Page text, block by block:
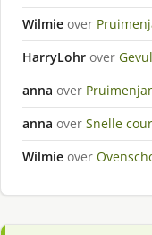
Wilmie over
HarryLohr over
anna over
anna over Snelle
Wilmie over